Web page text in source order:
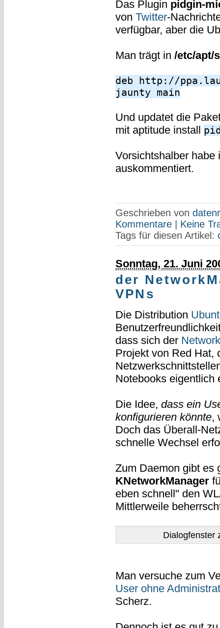
Das Plugin pidgin-
von Twitter-
verfügbar, aber die
Man trägt in /etc/apt/
deb http://
jaunty main
Und updatet die
mit aptitude install
Vorsichtshalber habe
auskommentiert.
Geschrieben von
Kommentare| Keine
Tags für diesen Artikel:
Sonntag, 21. Juni
der
VPNs
Die Distribution
dass sich der
Projekt von Red Hat,
Notebooks eigentlich
Die Idee, dass ein
konfigurieren könnte,
Doch das Überall-
schnelle Wechsel
Zum Daemon gibt es
KNetworkManager
eben schnell" den
Mittlerweile
Dialogfenster
Man versuche zum
User ohne
Scherz.